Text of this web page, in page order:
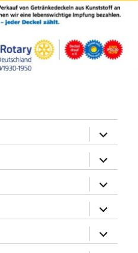
öffnen
öffnen
öffnen
öffnen
öffnen